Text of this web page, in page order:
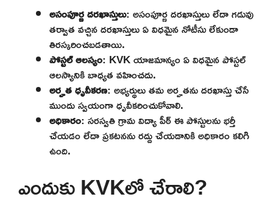
అసంపూర్ణ దరఖాస్తులు: అసంపూర్ణ దరఖాస్తులు లేదా గడువు
తర్వాత వచ్చిన దరఖాస్తులు ఏ విధమైన నోటీసు లేకుండా
తిరస్కరించబడతాయి.
పోస్టల్ ఆలస్యం: KVK యాజమాన్యం ఏ విధమైన పోస్టల్
ఆలస్యానికి బాధ్యత వహించదు.
అర్హత ధృవీకరణ: అభ్యర్థులు తమ అర్హతను దరఖాస్తు చేసే
ముందు స్వయంగా ధృవీకరించుకోవాలి.
అధికారం: సరస్వతి గ్రామ విద్యా పీఠ్ ఈ పోస్టులను భర్తీ
చేయడం లేదా ప్రకటనను రద్దు చేయడానికి అధికారం కలిగి
ఉంది.
ఎందుకు KVKలో చేరాలి?